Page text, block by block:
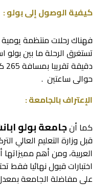
كيفية الوصول إلى بولو :
فهناك رحلات منتظمة
حوالى ساعتين .
الإعتراف بالجامعة :
كما أنجامعة بولو
قبل وزارة التعليم العالي
العربية، ومن أهم
اختبارات قبول نهائيا فقط
على مفاضلة الجامعة بمعدل لا